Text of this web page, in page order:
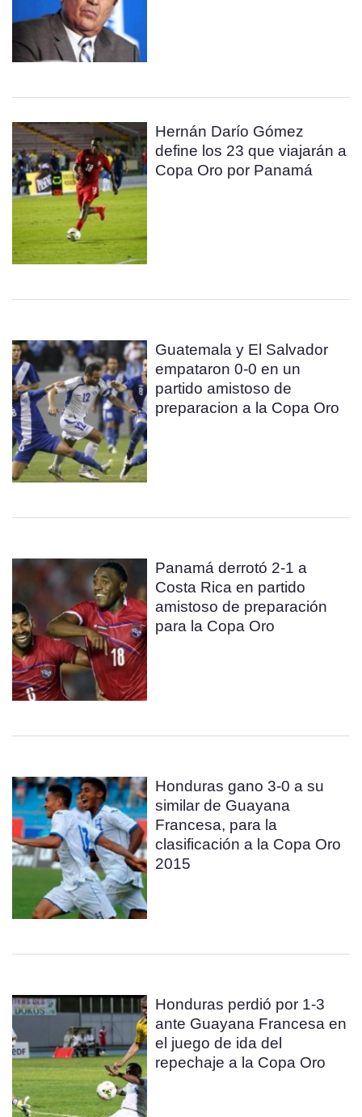
Hernán Darío Gómez
define los 23 que viajarán a
Copa Oro por Panamá
Guatemala y El Salvador
empataron 0-0 en un
partido amistoso de
preparacion a la Copa Oro
Panamá derrotó 2-1 a
Costa Rica en partido
amistoso de preparación
para la Copa Oro
Honduras gano 3-0 a su
similar de Guayana
Francesa, para la
clasificación a la Copa Oro
2015
Honduras perdió por 1-3
ante Guayana Francesa en
el juego de ida del
repechaje a la Copa Oro